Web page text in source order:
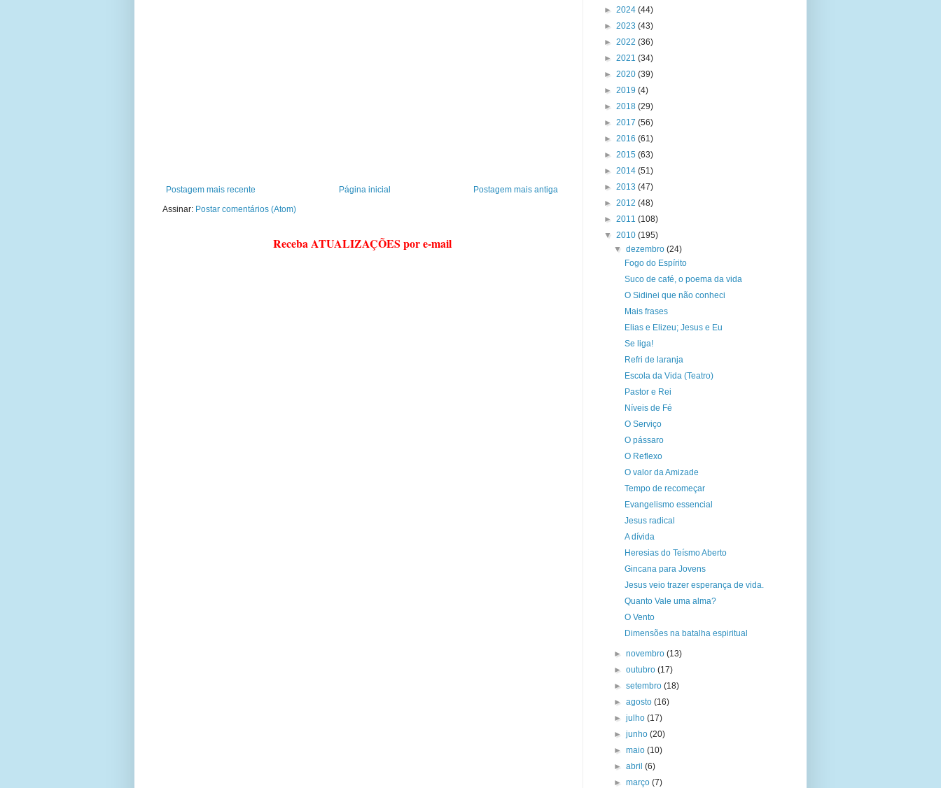
Postagem mais recente Postagem mais antiga
Página inicial
Assinar: Postar comentários (Atom)
Receba ATUALIZAÇÕES por e-mail
► 2024 (44)
► 2023 (43)
► 2022 (36)
► 2021 (34)
► 2020 (39)
► 2019 (4)
► 2018 (29)
► 2017 (56)
► 2016 (61)
► 2015 (63)
► 2014 (51)
► 2013 (47)
► 2012 (48)
► 2011 (108)
▼ 2010 (195)
▼dezembro(24)
Fogo do Espírito
Suco de café, o poema da vida
O Sidinei que não conheci
Mais frases
Elias e Elizeu; Jesus e Eu
Se liga!
Refri de laranja
Escola da Vida (Teatro)
Pastor e Rei
Níveis de Fé
O Serviço
O pássaro
O Reflexo
O valor da Amizade
Tempo de recomeçar
Evangelismo essencial
Jesus radical
A dívida
Heresias do Teísmo Aberto
Gincana para Jovens
Jesus veio trazer esperança de vida.
Quanto Vale uma alma?
O Vento
Dimensões na batalha espiritual
►novembro(13)
►outubro(17)
►setembro(18)
►agosto(16)
►julho(17)
►junho(20)
►maio(10)
►abril(6)
►março(7)